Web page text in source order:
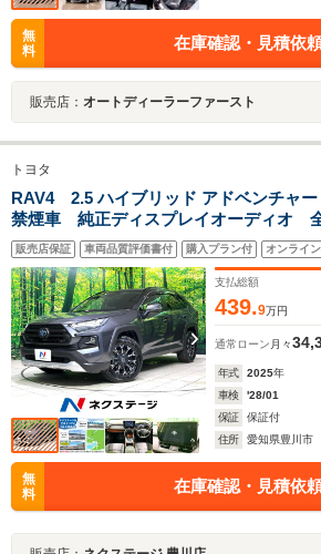
無
料
在庫確認・見積依
販売店： オートディーラーファースト
トヨタ
RAV4 2.5 ハイブリッド アドベンチャ
禁煙車 純正ディスプレイオーディオ
デジタルインナーミラー クリムソンモ
ンチアルミホイール 衝突軽減装置 シ
ション ドライブレコーダー
販売店保証 車両品質評価書付 購入プラン付 オンライ
支払総額
439.9万円
通常ローン 月々
年式 2025年
車検
'28/01
保証
保証付
住所
愛知県豊川市
無
料
在庫確認・見積依